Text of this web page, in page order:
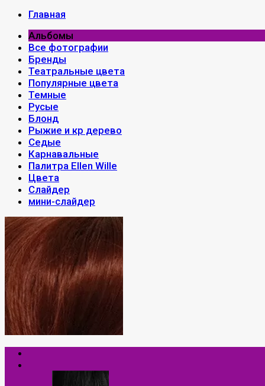
Главная
Альбомы
Все фотографии
Бренды
Театральные цвета
Популярные цвета
Темные
Русые
Блонд
Рыжие и кр дерево
Седые
Карнавальные
Палитра Ellen Wille
Цвета
Слайдер
мини-слайдер